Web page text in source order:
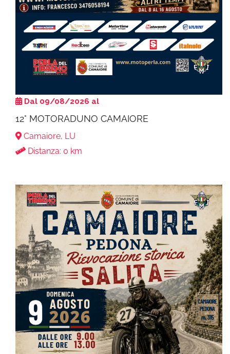
Dal 09/08/2026 al
12° MOTORADUNO CAMAIORE
Camaiore, LU
Distanza: 0 km